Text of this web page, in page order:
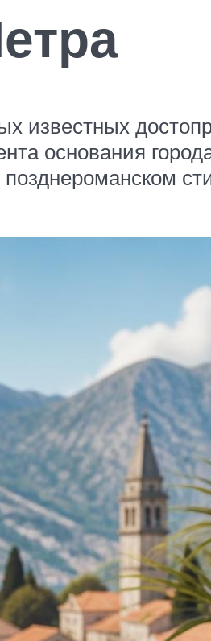
известных
основания